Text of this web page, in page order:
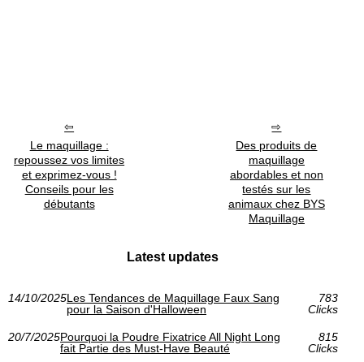
Le maquillage :
repoussez vos limites
et exprimez-vous !
Conseils pour les
débutants
Des produits de
maquillage
abordables et non
testés sur les
animaux chez BYS
Maquillage
Latest updates
14/10/2025Les Tendances de Maquillage Faux Sang
pour la Saison d'Halloween
783
Clicks
20/7/2025Pourquoi la Poudre Fixatrice All Night Long
fait Partie des Must-Have Beauté
815
Clicks